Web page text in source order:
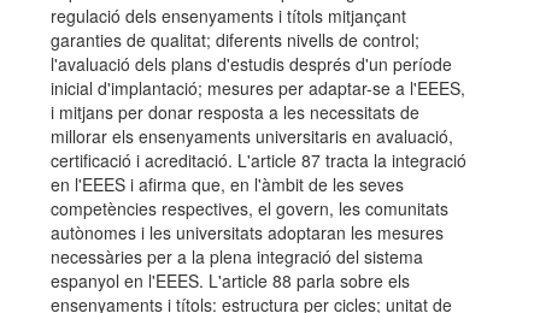
regulació dels ensenyaments i títols mitjançant
garanties de qualitat; diferents nivells de control;
l'avaluació dels plans d'estudis després d'un període
inicial d'implantació; mesures per adaptar-se a l'EEES,
i mitjans per donar resposta a les necessitats de
millorar els ensenyaments universitaris en avaluació,
certificació i acreditació. L'article 87 tracta la integració
en l'EEES i afirma que, en l'àmbit de les seves
competències respectives, el govern, les comunitats
autònomes i les universitats adoptaran les mesures
necessàries per a la plena integració del sistema
espanyol en l'EEES. L'article 88 parla sobre els
ensenyaments i títols: estructura per cicles; unitat de